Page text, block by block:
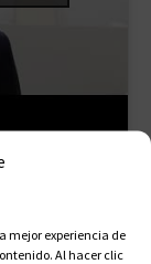
mejor experiencia de
Al hacer clic